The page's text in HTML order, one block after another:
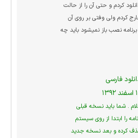
کردم و حتی آن را از حالت
کردم ولی وفتی بر روی آن
نصب باز نمیشود باید چه
فارسی
. شما باید نسخه قبلی
را ابتدا از روی سیستم
کرده و بعد نسخه جدید